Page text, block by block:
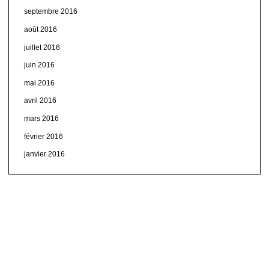
septembre 2016
août 2016
juillet 2016
juin 2016
mai 2016
avril 2016
mars 2016
février 2016
janvier 2016